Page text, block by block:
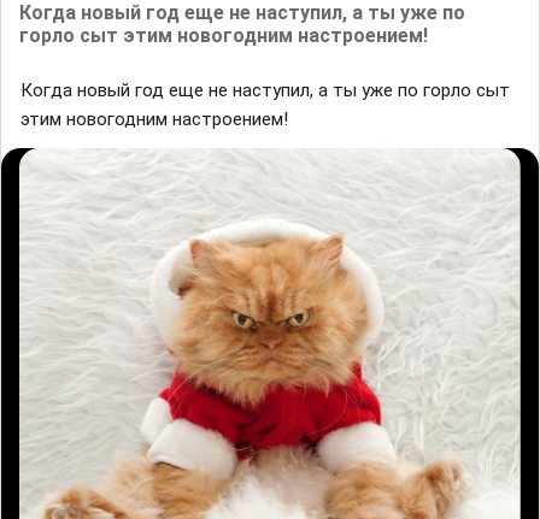
Когда новый год еще не наступил, а ты уже по
горло сыт этим новогодним настроением!
Когда новый год еще не наступил, а ты уже по горло сыт
этим новогодним настроением!